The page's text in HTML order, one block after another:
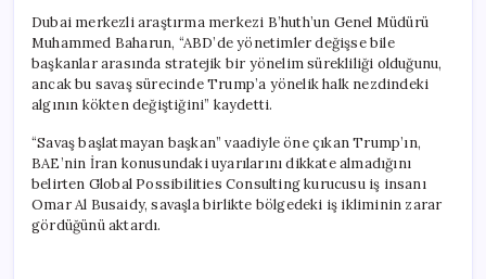
Dubai merkezli araştırma merkezi B’huth’un Genel Müdürü
Muhammed Baharun, “ABD’de yönetimler değişse bile
başkanlar arasında stratejik bir yönelim sürekliliği olduğunu,
ancak bu savaş sürecinde Trump’a yönelik halk nezdindeki
algının kökten değiştiğini” kaydetti.
“Savaş başlatmayan başkan” vaadiyle öne çıkan Trump’ın,
BAE’nin İran konusundaki uyarılarını dikkate almadığını
belirten Global Possibilities Consulting kurucusu iş insanı
Omar Al Busaidy, savaşla birlikte bölgedeki iş ikliminin zarar
gördüğünü aktardı.